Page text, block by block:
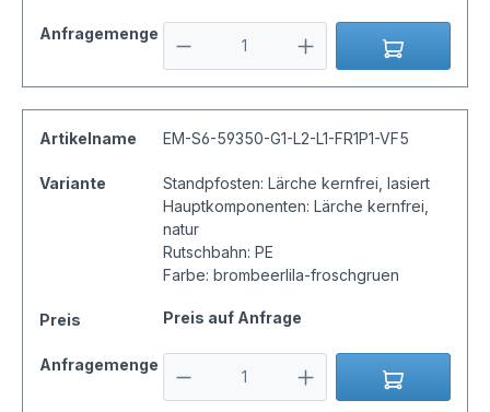
Anfragemenge
Artikelname EM-S6-59350-G1-L2-L1-FR1P1-VF5
Variante
Standpfosten: Lärche kernfrei, lasiert
Hauptkomponenten: Lärche kernfrei,
natur
Rutschbahn: PE
Farbe: brombeerlila-froschgruen
Preis Preis auf Anfrage
Anfragemenge